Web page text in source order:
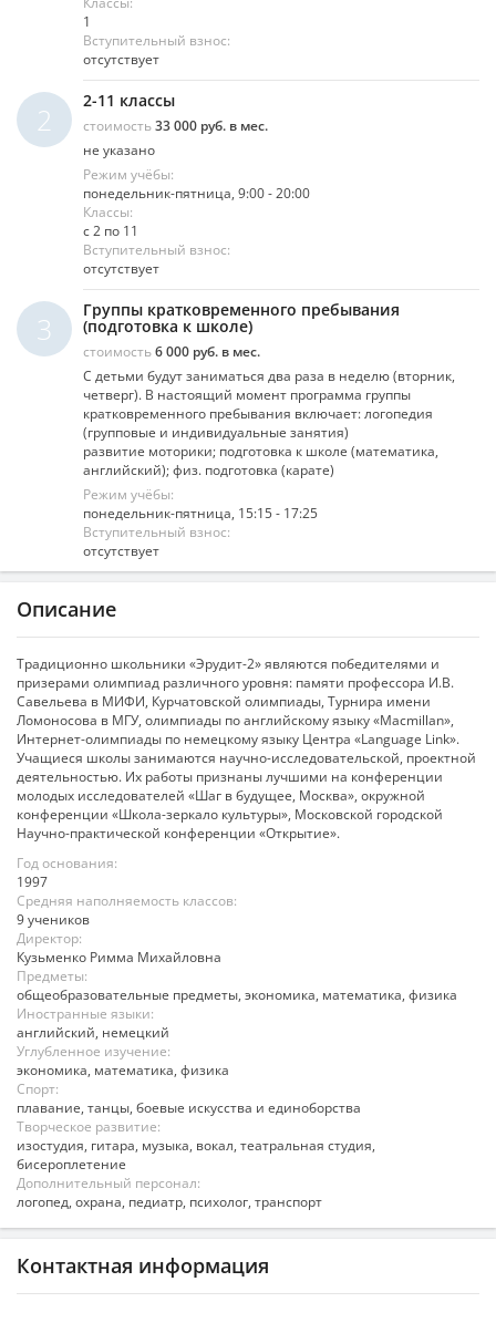
1
Вступительный взнос:
отсутствует
2
2-11 классы
стоимость33 000 руб. в мес.
не указано
Режим учёбы:
понедельник-пятница, 9:00 - 20:00
Классы:
с 2 по 11
Вступительный взнос:
отсутствует
3
Группы кратковременного пребывания
(подготовка к школе)
стоимость6 000 руб. в мес.
С детьми будут заниматься два раза в неделю (вторник,
четверг). В настоящий момент программа группы
кратковременного пребывания включает: логопедия
(групповые и индивидуальные занятия)
развитие моторики; подготовка к школе (математика,
английский); физ. подготовка (карате)
Режим учёбы:
понедельник-пятница, 15:15 - 17:25
Вступительный взнос:
отсутствует
Описание
Традиционно школьники «Эрудит-2» являются победителями и
призерами олимпиад различного уровня: памяти профессора И.В.
Савельева в МИФИ, Курчатовской олимпиады, Турнира имени
Ломоносова в МГУ, олимпиады по английскому языку «Macmillan»,
Интернет-олимпиады по немецкому языку Центра «Language Link».
Учащиеся школы занимаются научно-исследовательской, проектной
деятельностью. Их работы признаны лучшими на конференции
молодых исследователей «Шаг в будущее, Москва», окружной
конференции «Школа-зеркало культуры», Московской городской
Научно-практической конференции «Открытие».
Год основания:
1997
Средняя наполняемость классов:
9 учеников
Директор:
Кузьменко Римма Михайловна
Предметы:
общеобразовательные предметы, экономика, математика, физика
Иностранные языки:
английский, немецкий
Углубленное изучение:
экономика, математика, физика
Спорт:
плавание, танцы, боевые искусства и единоборства
Творческое развитие:
изостудия, гитара, музыка, вокал, театральная студия,
бисероплетение
Дополнительный персонал:
логопед, охрана, педиатр, психолог, транспорт
Контактная информация